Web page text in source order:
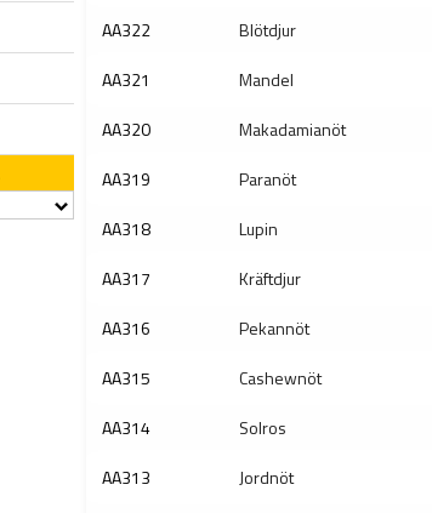
AA322
Blötdjur
AA321
Mandel
AA320
Makadamianöt
AA319
Paranöt
AA318
Lupin
AA317
Kräftdjur
AA316
Pekannöt
AA315
Cashewnöt
AA314
Solros
AA313
Jordnöt